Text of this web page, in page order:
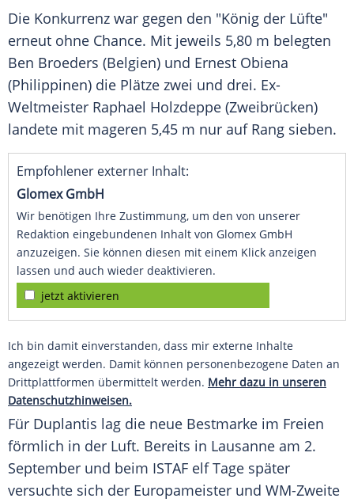
Die Konkurrenz war gegen den "König der Lüfte"
erneut ohne Chance. Mit jeweils 5,80 m belegten
Ben Broeders (Belgien) und Ernest Obiena
(Philippinen) die Plätze zwei und drei. Ex-
Weltmeister Raphael Holzdeppe (Zweibrücken)
landete mit mageren 5,45 m nur auf Rang sieben.
Empfohlener externer Inhalt:
Glomex GmbH
Wir benötigen Ihre Zustimmung, um den von unserer
Redaktion eingebundenen Inhalt von Glomex GmbH
anzuzeigen. Sie können diesen mit einem Klick anzeigen
lassen und auch wieder deaktivieren.
jetzt aktivieren
Ich bin damit einverstanden, dass mir externe Inhalte
angezeigt werden. Damit können personenbezogene Daten an
Drittplattformen übermittelt werden. Mehr dazu in unseren
Datenschutzhinweisen.
Für Duplantis lag die neue Bestmarke im Freien
förmlich in der Luft. Bereits in Lausanne am 2.
September und beim ISTAF elf Tage später
versuchte sich der Europameister und WM-Zweite